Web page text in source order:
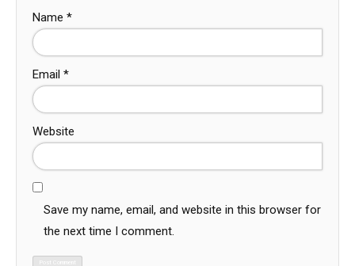
Name *
Email *
Website
Save my name, email, and website in this browser for
the next time I comment.